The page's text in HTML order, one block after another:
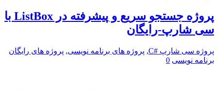
پروژه جستجو سریع و پیشرفته در ListBox با
سی شارپ-رایگان
پروژه سی شارپ #C , پروژه های برنامه نویسی, پروژه های رایگان
برنامه نویسی 0